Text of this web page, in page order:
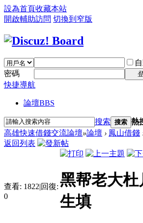
設為首頁收藏本站
開啟輔助訪問 切換到窄版
密碼
快捷導航
論壇BBS
搜索 搜索 熱
高雄快速借錢交流論壇»論壇 › 鳳山借錢
返回列表
查看: 1822|回復:
0
黑帮老大
生填